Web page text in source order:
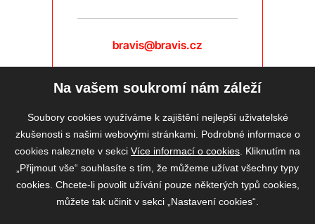
bravis@bravis.cz
Na vašem soukromí nám záleží
Soubory cookies využíváme k zajištění nejlepší uživatelské
zkušenosti s našimi webovými stránkami. Podrobné informace o
cookies naleznete v sekci Více informací o cookies . Kliknutím na
„Přijmout vše“ souhlasíte s tím, že můžeme užívat všechny typy
cookies. Chcete-li povolit užívání pouze některých typů cookies,
můžete tak učinit v sekci „Nastavení cookies“.